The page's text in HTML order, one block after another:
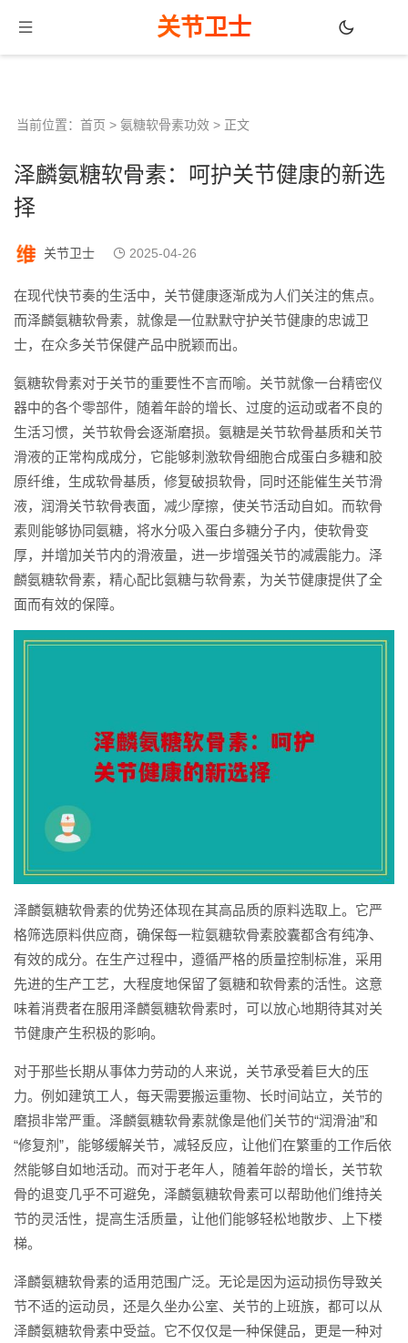
关节卫士
当前位置： 首页 > 氨糖软骨素功效 > 正文
泽麟氨糖软骨素：呵护关节健康的新选
择
关节卫士 2025-04-26
在现代快节奏的生活中，关节健康逐渐成为人们关注的焦点。
而泽麟氨糖软骨素，就像是一位默默守护关节健康的忠诚卫
士，在众多关节保健产品中脱颖而出。
氨糖软骨素对于关节的重要性不言而喻。关节就像一台精密仪
器中的各个零部件，随着年龄的增长、过度的运动或者不良的
生活习惯，关节软骨会逐渐磨损。氨糖是关节软骨基质和关节
滑液的正常构成成分，它能够刺激软骨细胞合成蛋白多糖和胶
原纤维，生成软骨基质，修复破损软骨，同时还能催生关节滑
液，润滑关节软骨表面，减少摩擦，使关节活动自如。而软骨
素则能够协同氨糖，将水分吸入蛋白多糖分子内，使软骨变
厚，并增加关节内的滑液量，进一步增强关节的减震能力。泽
麟氨糖软骨素，精心配比氨糖与软骨素，为关节健康提供了全
面而有效的保障。
泽麟氨糖软骨素的优势还体现在其高品质的原料选取上。它严
格筛选原料供应商，确保每一粒氨糖软骨素胶囊都含有纯净、
有效的成分。在生产过程中，遵循严格的质量控制标准，采用
先进的生产工艺，大程度地保留了氨糖和软骨素的活性。这意
味着消费者在服用泽麟氨糖软骨素时，可以放心地期待其对关
节健康产生积极的影响。
对于那些长期从事体力劳动的人来说，关节承受着巨大的压
力。例如建筑工人，每天需要搬运重物、长时间站立，关节的
磨损非常严重。泽麟氨糖软骨素就像是他们关节的“润滑油”和
“修复剂”，能够缓解关节，减轻反应，让他们在繁重的工作后依
然能够自如地活动。而对于老年人，随着年龄的增长，关节软
骨的退变几乎不可避免，泽麟氨糖软骨素可以帮助他们维持关
节的灵活性，提高生活质量，让他们能够轻松地散步、上下楼
梯。
泽麟氨糖软骨素的适用范围广泛。无论是因为运动损伤导致关
节不适的运动员，还是久坐办公室、关节的上班族，都可以从
泽麟氨糖软骨素中受益。它不仅仅是一种保健品，更是一种对